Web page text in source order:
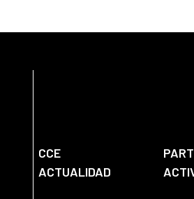
CCE
ACTUALIDAD